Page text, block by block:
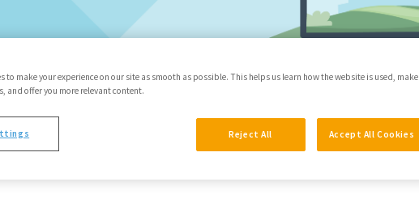
to make your experience on our site as smooth as possible. This helps us learn how the website is used, make
and offer you more relevant content.
Reject All Accept All Cookies